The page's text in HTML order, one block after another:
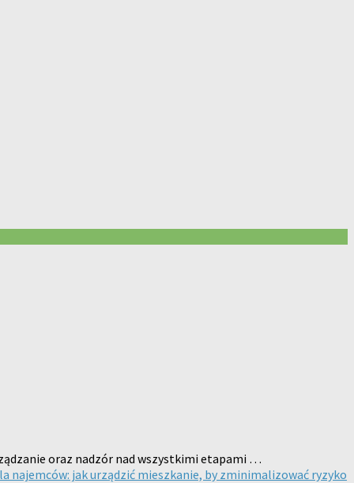
oraz nadzór nad wszystkimi etapami …
najemców: jak urządzić mieszkanie, by zminimalizować ryzyko